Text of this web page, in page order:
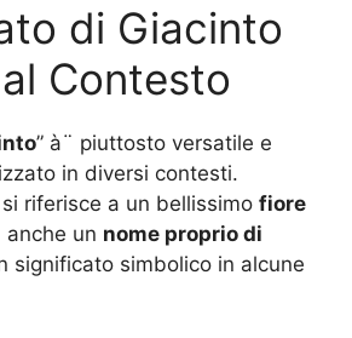
di Giacinto
Contesto
” à¨ piuttosto versatile e
in diversi contesti.
riferisce a un bellissimo fiore
anche un nome proprio di
significato simbolico in alcune